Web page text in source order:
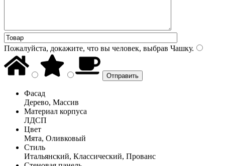
Пожалуйста, докажите, что вы человек, выбрав Чашку.
Фасад
Дерево, Массив
Материал корпуса
ЛДСП
Цвет
Мята, Оливковый
Стиль
Итальянский, Классический, Прованс